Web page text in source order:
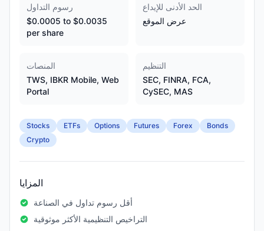
رسوم التداول
$0.0005 to $0.0035
per share
الحد الأدنى للإيداع
عرض الموقع
المنصات
TWS, IBKR Mobile, Web
Portal
التنظيم
SEC, FINRA, FCA,
CySEC, MAS
Stocks ETFs Options Futures Forex
Bonds
Crypto
المزايا
أقل رسوم تداول في الصناعة
التراخيص التنظيمية الأكثر موثوقية